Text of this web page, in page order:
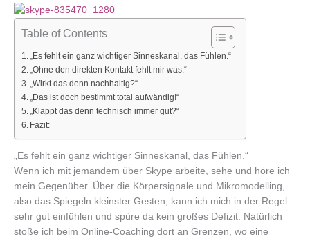
Table of Contents
„Es fehlt ein ganz wichtiger Sinneskanal, das Fühlen.“
„Ohne den direkten Kontakt fehlt mir was.“
„Wirkt das denn nachhaltig?“
„Das ist doch bestimmt total aufwändig!“
„Klappt das denn technisch immer gut?“
Fazit:
„Es fehlt ein ganz wichtiger Sinneskanal, das Fühlen.“
Wenn ich mit jemandem über Skype arbeite, sehe und höre ich
mein Gegenüber. Über die Körpersignale und Mikromodelling,
also das Spiegeln kleinster Gesten, kann ich mich in der Regel
sehr gut einfühlen und spüre da kein großes Defizit. Natürlich
stoße ich beim Online-Coaching dort an Grenzen, wo eine